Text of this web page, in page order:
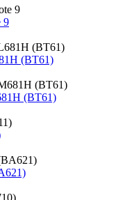
9
(BT61)
(BT61)